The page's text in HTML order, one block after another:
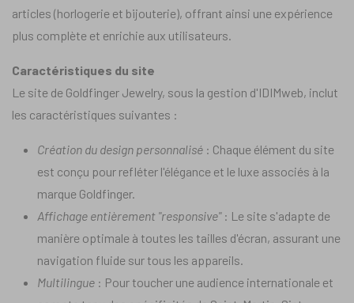
articles (horlogerie et bijouterie), offrant ainsi une expérience
plus complète et enrichie aux utilisateurs.
Caractéristiques du site
Le site de Goldfinger Jewelry, sous la gestion d'IDIMweb, inclut
les caractéristiques suivantes :
Création du design personnalisé : Chaque élément du site
est conçu pour refléter l'élégance et le luxe associés à la
marque Goldfinger.
Affichage entièrement "responsive": Le site s'adapte de
manière optimale à toutes les tailles d'écran, assurant une
navigation fluide sur tous les appareils.
Multilingue : Pour toucher une audience internationale et